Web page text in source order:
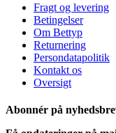
Fragt og levering
Betingelser
Om Bettyp
Returnering
Persondatapolitik
Kontakt os
Oversigt
Abonnér på